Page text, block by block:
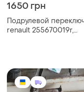
1650 грн
Подрулевой
renault 255670019r,